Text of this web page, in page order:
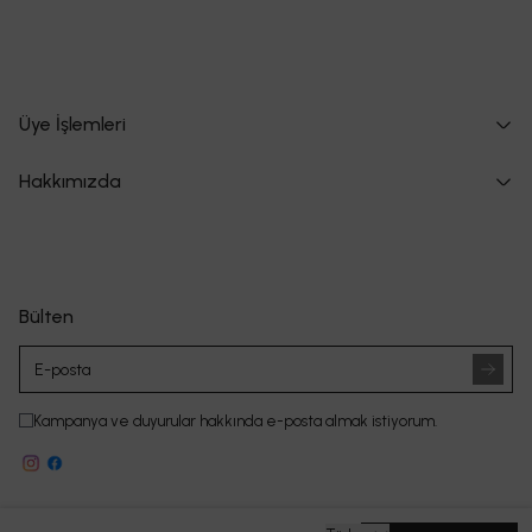
Üye İşlemleri
Hakkımızda
Bülten
Kampanya ve duyurular hakkında e-posta almak istiyorum.